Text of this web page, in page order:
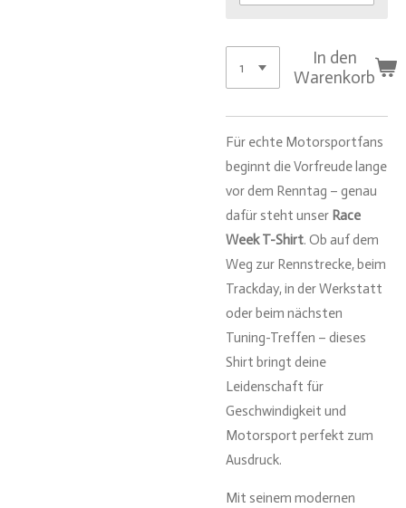
In den
Warenkorb
Für echte Motorsportfans
beginnt die Vorfreude lange
vor dem Renntag – genau
dafür steht unser Race
Week T-Shirt. Ob auf dem
Weg zur Rennstrecke, beim
Trackday, in der Werkstatt
oder beim nächsten
Tuning-Treffen – dieses
Shirt bringt deine
Leidenschaft für
Geschwindigkeit und
Motorsport perfekt zum
Ausdruck.
Mit seinem modernen